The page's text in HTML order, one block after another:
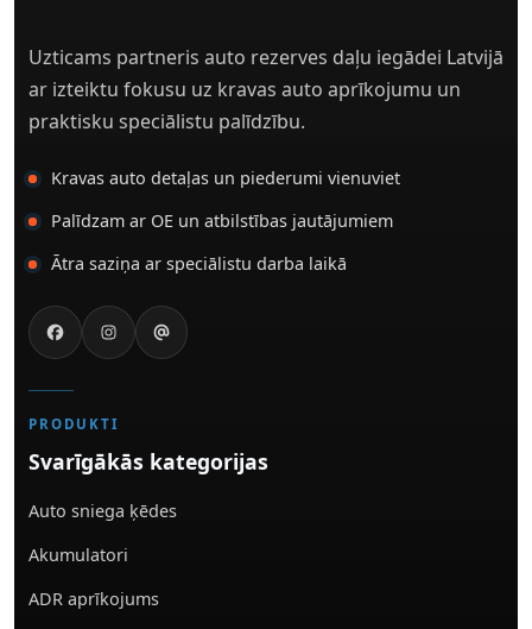
Uzticams partneris auto rezerves daļu iegādei Latvijā
ar izteiktu fokusu uz kravas auto aprīkojumu un
praktisku speciālistu palīdzību.
Kravas auto detaļas un piederumi vienuviet
Palīdzam ar OE un atbilstības jautājumiem
Ātra saziņa ar speciālistu darba laikā
PRODUKTI
Svarīgākās kategorijas
Auto sniega ķēdes
Akumulatori
ADR aprīkojums